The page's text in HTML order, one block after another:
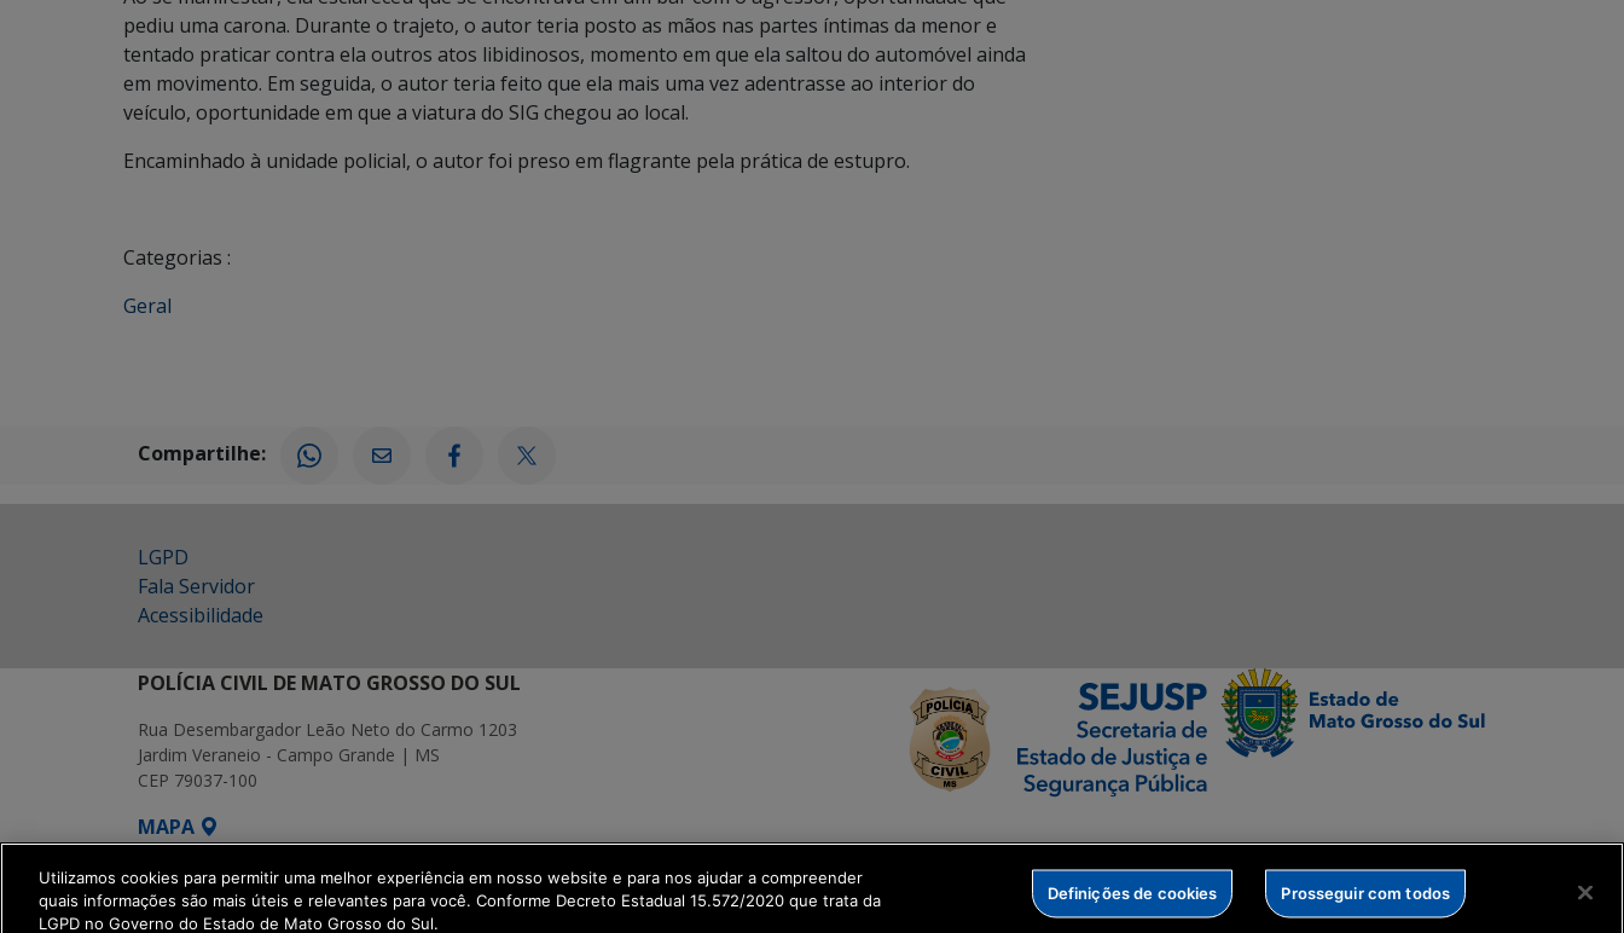
pediu uma carona. Durante o trajeto, o autor teria posto as mãos nas partes íntimas da menor e
tentado praticar contra ela outros atos libidinosos, momento em que ela saltou do automóvel ainda
em movimento. Em seguida, o autor teria feito que ela mais uma vez adentrasse ao interior do
veículo, oportunidade em que a viatura do SIG chegou ao local.
Encaminhado à unidade policial, o autor foi preso em flagrante pela prática de estupro.
Categorias :
Geral
Compartilhe:
LGPD
Fala Servidor
Acessibilidade
POLÍCIA CIVIL DE MATO GROSSO DO SUL
Rua Desembargador Leão Neto do Carmo 1203
Jardim Veraneio - Campo Grande | MS
CEP 79037-100
MAPA
SETDIG | Secretaria-Executiva de Transformação Digital
Utilizamos cookies para permitir uma melhor experiência em nosso website e para nos ajudar a compreender
quais informações são mais úteis e relevantes para você. Conforme Decreto Estadual 15.572/2020 que trata da
LGPD no Governo do Estado de Mato Grosso do Sul.
Definições de cookies Prosseguir com todos